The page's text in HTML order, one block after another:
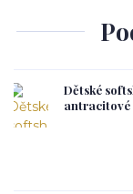
Dětské
antracitové